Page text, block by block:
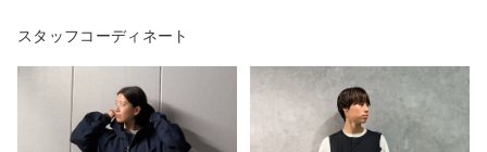
スタッフコーディネート